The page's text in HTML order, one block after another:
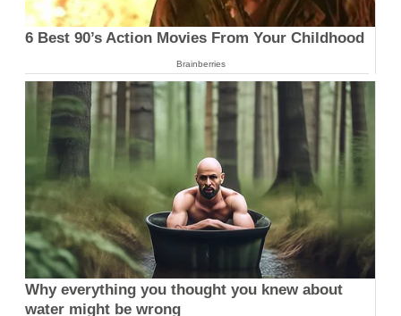
6 Best 90’s Action Movies From Your Childhood
Brainberries
Why everything you thought you knew about
water might be wrong